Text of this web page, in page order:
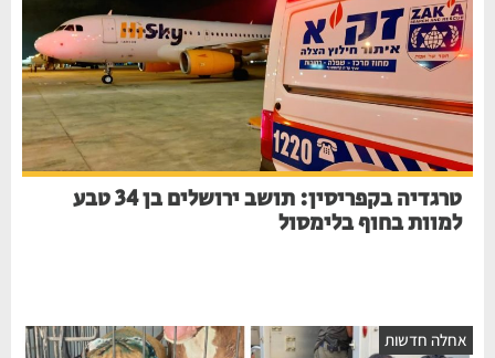
טרגדיה בקפריסין: תושב ירושלים בן 34 טבע
למוות בחוף בלימסול
חדשות